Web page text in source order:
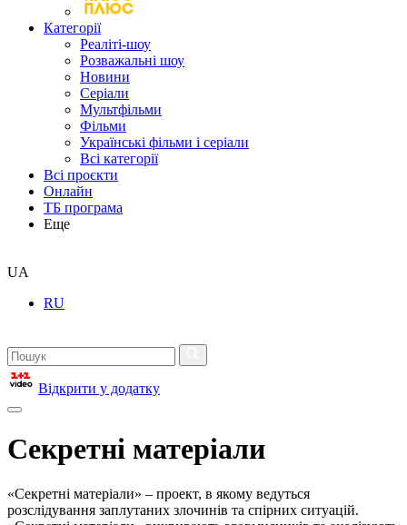
Категорії
Реаліті-шоу
Розважальні шоу
Новини
Серіали
Мультфільми
Фільми
Українські фільми і серіали
Всі категорії
Всі проєкти
Онлайн
ТБ програма
Еще
UA
RU
Відкрити у додатку
Секретні матеріали
«Секретні матеріали» – проект, в якому ведуться
розслідування заплутаних злочинів та спірних ситуацій.